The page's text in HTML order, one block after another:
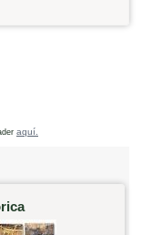
aquí.